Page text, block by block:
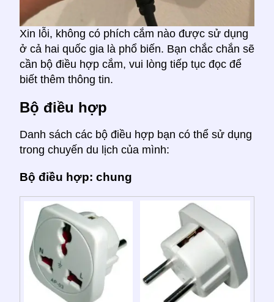
Xin lỗi, không có phích cắm nào được sử dụng
ở cả hai quốc gia là phổ biến. Bạn chắc chắn sẽ
cần bộ điều hợp cắm, vui lòng tiếp tục đọc để
biết thêm thông tin.
Bộ điều hợp
Danh sách các bộ điều hợp bạn có thể sử dụng
trong chuyến du lịch của mình:
Bộ điều hợp: chung